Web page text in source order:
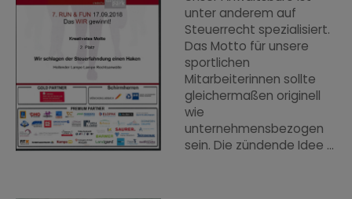
unter anderem auf
Steuerrecht spezialisiert.
Das Motto für unsere
sportlichen
Mitarbeiterinnen sollte
gleichermaßen originell
wie
unternehmensbezogen
sein. Die zündende Idee ...